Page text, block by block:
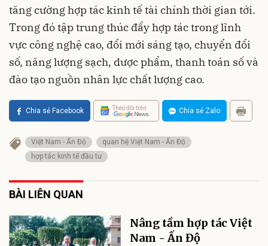
tăng cường hợp tác kinh tế tài chính thời gian tới.
Trong đó tập trung thúc đẩy hợp tác trong lĩnh
vực công nghệ cao, đổi mới sáng tạo, chuyển đổi
số, năng lượng sạch, dược phẩm, thanh toán số và
đào tạo nguồn nhân lực chất lượng cao.
Chia sẻ Facebook Theo dõi trên Chia sẻ Zalo
Việt Nam - Ấn Độ
quan hệ Việt Nam - Ấn Độ
hợp tác kinh tế đầu tư
BÀI LIÊN QUAN
Nâng tầm hợp tác Việt
Nam - Ấn Độ